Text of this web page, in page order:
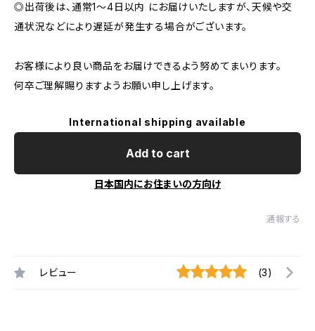
◎出荷後は、通常1〜4日以内 にお届けいたしますが、天候や交
通状況などにより遅延が発生する場合がございます。
お客様により良い商品をお届けできるよう努めてまいります。
何卒ご理解賜りますようお願い申し上げます。
International shipping available
Add to cart
日本国内にお住まいの方向け
通報する
レビュー (3)